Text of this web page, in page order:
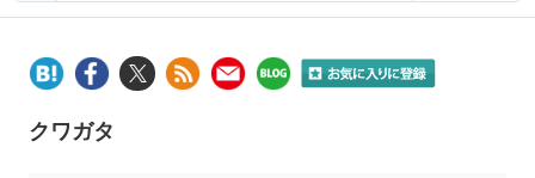
クワガタ